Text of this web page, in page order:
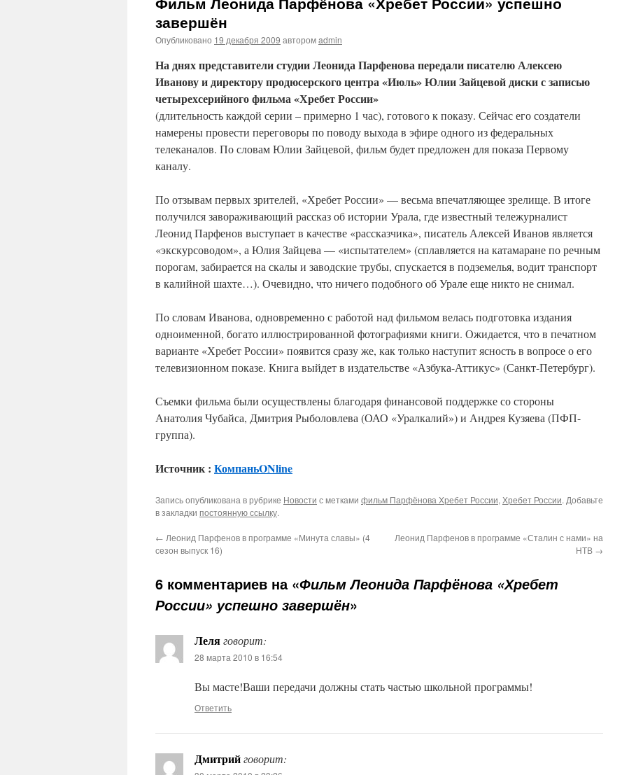
завершён
Опубликовано 19 декабря 2009 авторомadmin
На днях представители студии Леонида Парфенова передали писателю Алексею
Иванову и директору продюсерского центра «Июль» Юлии Зайцевой диски с записью
четырехсерийного фильма «Хребет России»
(длительность каждой серии – примерно 1 час), готового к показу. Сейчас его создатели
намерены провести переговоры по поводу выхода в эфире одного из федеральных
телеканалов. По словам Юлии Зайцевой, фильм будет предложен для показа Первому
каналу.
По отзывам первых зрителей, «Хребет России» — весьма впечатляющее зрелище. В итоге
получился завораживающий рассказ об истории Урала, где известный тележурналист
Леонид Парфенов выступает в качестве «рассказчика», писатель Алексей Иванов является
«экскурсоводом», а Юлия Зайцева — «испытателем» (сплавляется на катамаране по речным
порогам, забирается на скалы и заводские трубы, спускается в подземелья, водит транспорт
в калийной шахте…). Очевидно, что ничего подобного об Урале еще никто не снимал.
По словам Иванова, одновременно с работой над фильмом велась подготовка издания
одноименной, богато иллюстрированной фотографиями книги. Ожидается, что в печатном
варианте «Хребет России» появится сразу же, как только наступит ясность в вопросе о его
телевизионном показе. Книга выйдет в издательстве «Азбука-Аттикус» (Санкт-Петербург).
Съемки фильма были осуществлены благодаря финансовой поддержке со стороны
Анатолия Чубайса, Дмитрия Рыболовлева (ОАО «Уралкалий») и Андрея Кузяева (ПФП-
группа).
Источник : КомпаньONline
Запись опубликована в рубрике Новости с метками фильм Парфёнова Хребет России, Хребет России. Добавьте
в закладки постоянную ссылку.
← Леонид Парфенов в программе «Минута славы» (4
сезон выпуск 16)
Леонид Парфенов в программе «Сталин с нами» на
НТВ →
6 комментариев на «Фильм Леонида Парфёнова «Хребет
России» успешно завершён»
Леляговорит:
28 марта 2010 в 16:54
Вы масте!Ваши передачи должны стать частью школьной программы!
Ответить
Дмитрийговорит: